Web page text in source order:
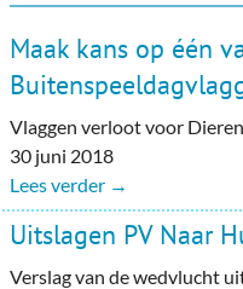
Gemeente informatie
Dorpen
Woningaanbod
Columns & Redactioneel
Foto-pagina
Kunst
Muziek
Toerisme &
Podia &
Maak kans op één
Vlaggen verloot voor
30 juni 2018
Lees verder →
Uitslagen PV Naar
Verslag van de wedvlucht